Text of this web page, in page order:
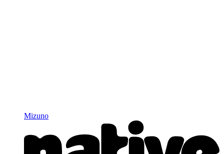
Mizuno